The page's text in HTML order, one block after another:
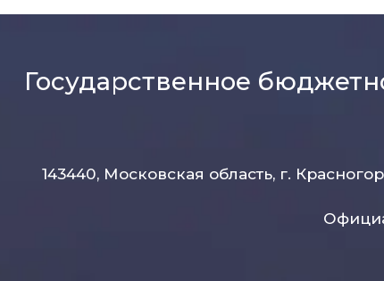
Государственное
143440, Московская область, г.